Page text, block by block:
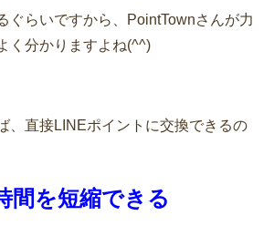
ぐらいですから、PointTownさんが力
く分かりますよね(^^)
、直接LINEポイントに交換できるの
間を短縮できる